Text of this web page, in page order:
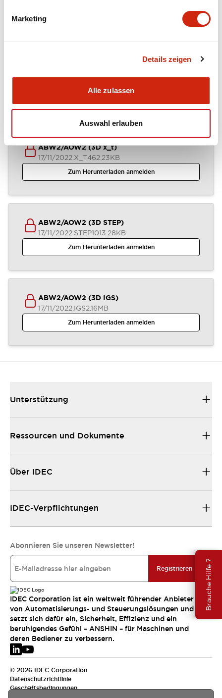
Marketing
Details zeigen
Alle zulassen
Auswahl erlauben
Brauche Hilfe ?
CAD-Dateien
ABW2/AOW2 (3D x_t)
17/11/2022.X_T462.23KB
Zum Herunterladen anmelden
ABW2/AOW2 (3D STEP)
17/11/2022.STEP1013.28KB
Zum Herunterladen anmelden
ABW2/AOW2 (3D IGS)
17/11/2022.IGS2.16MB
Zum Herunterladen anmelden
Unterstützung
Ressourcen und Dokumente
Über IDEC
IDEC-Verpflichtungen
Abonnieren Sie unseren Newsletter!
Registrieren
IDEC Corporation ist ein weltweit führender Anbieter
von Automatisierungs- und Steuerungslösungen und
setzt sich dafür ein, Sicherheit, Effizienz und ein
beruhigendes Gefühl – ANSHIN – für Maschinen und
deren Bediener zu verbessern.
© 2026 IDEC Corporation
Datenschutzrichtlinie
Geschäftsbedingungen